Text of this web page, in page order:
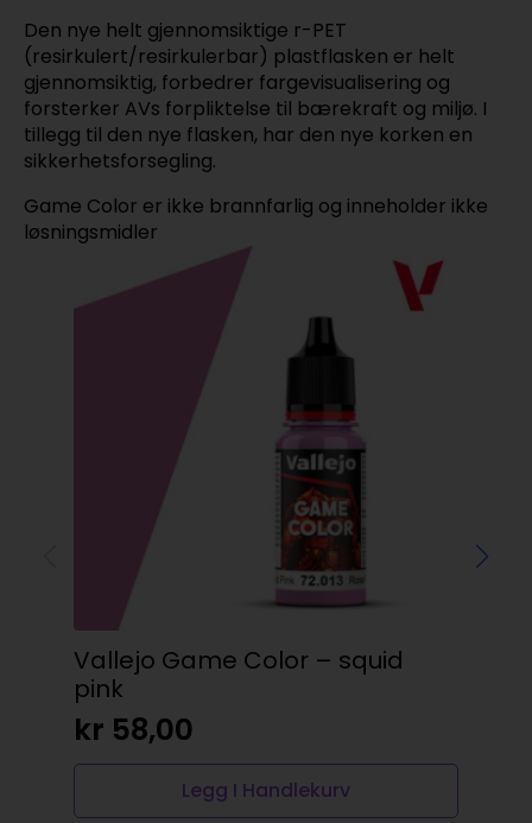
Den nye helt gjennomsiktige r-PET
(resirkulert/resirkulerbar) plastflasken er helt
gjennomsiktig, forbedrer fargevisualisering og
forsterker AVs forpliktelse til bærekraft og miljø. I
tillegg til den nye flasken, har den nye korken en
sikkerhetsforsegling.
Game Color er ikke brannfarlig og inneholder ikke
løsningsmidler
Vallejo Game Color – squid
pink
kr 58,00
Legg I Handlekurv